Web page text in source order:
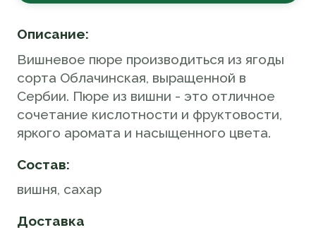
Описание:
Вишневое пюре производиться из ягоды
сорта Облачинская, выращенной в
Сербии. Пюре из вишни - это отличное
сочетание кислотности и фруктовости,
яркого аромата и насыщенного цвета.
Состав:
вишня, сахар
Доставка